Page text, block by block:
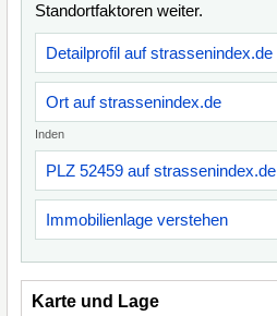
Standortfaktoren weiter.
Detailprofil auf strassenindex.de
Ort auf strassenindex.de
Inden
PLZ 52459 auf strassenindex.de
Immobilienlage verstehen
Karte und Lage